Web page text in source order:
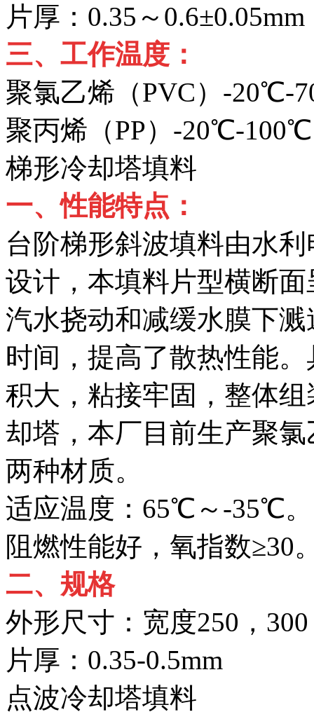
片厚：0.35～0.6±0.05mm
三、工作温度：
聚氯乙烯（PVC）-20℃-
聚丙烯（PP）-20℃-100℃
梯形冷却塔填料
一、性能特点：
台阶梯形斜波填料由水
设计，本填料片型横断
汽水挠动和减缓水膜下
时间，提高了散热性能
积大，粘接牢固，整体
却塔，本厂目前生产聚
两种材质。
适应温度：65℃～-35℃。
阻燃性能好，氧指数≥30
二、规格
外形尺寸：宽度250，
片厚：0.35-0.5mm
点波冷却塔填料